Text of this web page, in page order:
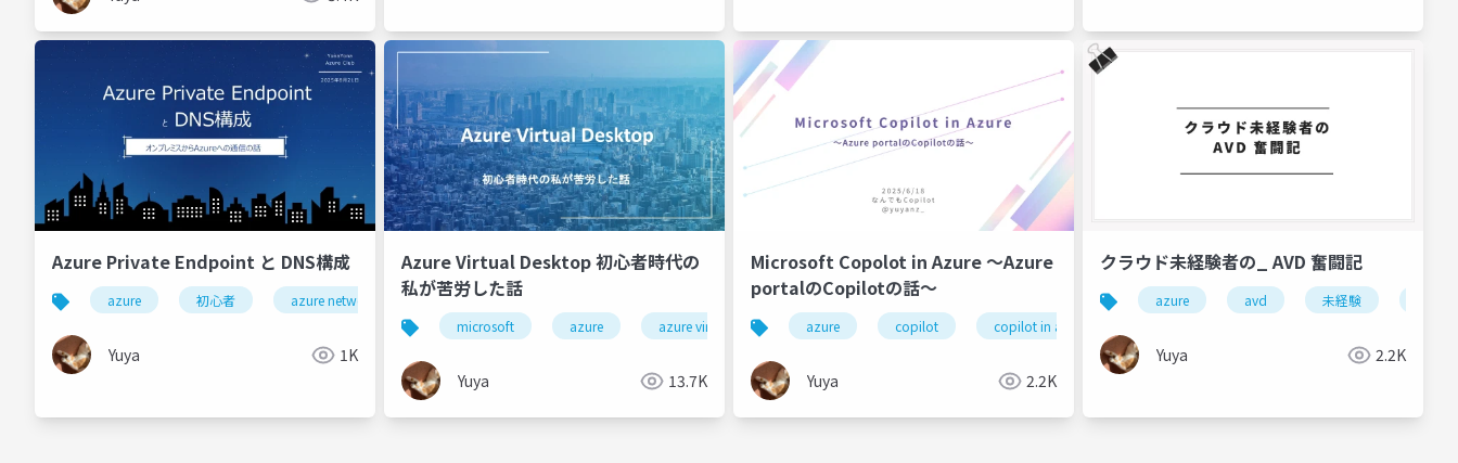
Azure Private Endpoint と DNS構成
azure 初心者 azure network network
Yuya 1K
Azure Virtual Desktop 初心者時代の
私が苦労した話
microsoft azure azure virtual desktop avd 初心者
Yuya 13.7K
Microsoft Copolot in Azure ～Azure
portalのCopilotの話～
azure copilot copilot in azure
Yuya 2.2K
クラウド未経験者の_ AVD 奮闘記
azure avd 未経験
Yuya 2.2K